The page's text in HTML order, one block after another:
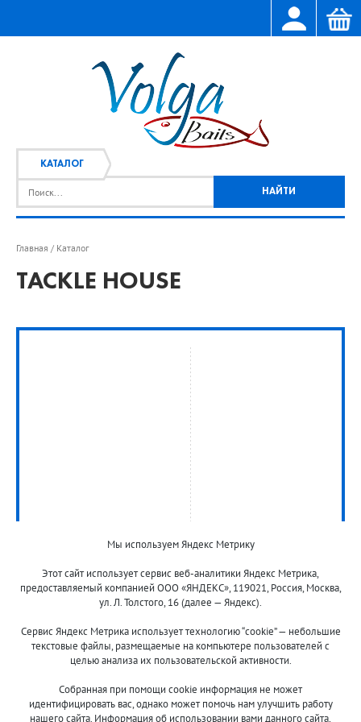
КАТАЛОГ
Главная / Каталог
TACKLE HOUSE
© 2013-2024 "Волжские приманки"
8 (800)
Мы используем Яндекс Метрику
Этот сайт использует сервис веб-аналитики Яндекс Метрика,
предоставляемый компанией ООО «ЯНДЕКС», 119021, Россия, Москва,
ул. Л. Толстого, 16 (далее — Яндекс).
Сервис Яндекс Метрика использует технологию “cookie” — небольшие
текстовые файлы, размещаемые на компьютере пользователей с
целью анализа их пользовательской активности.
Собранная при помощи cookie информация не может
идентифицировать вас, однако может помочь нам улучшить работу
нашего сайта. Информация об использовании вами данного сайта,